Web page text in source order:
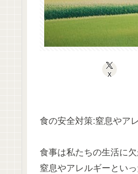
X
食の安全対策:窒息やア
食事は私たちの生活に
窒息やアレルギーとい